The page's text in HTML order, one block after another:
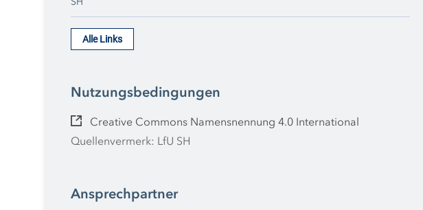
SH
Alle Links
Nutzungsbedingungen
Creative Commons Namensnennung 4.0 International
Quellenvermerk: LfU SH
Ansprechpartner